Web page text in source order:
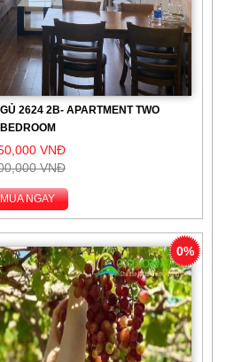
2624 2B- APARTMENT TWO
BEDROOM
VNĐ
VNĐ
MUA NGAY
0%